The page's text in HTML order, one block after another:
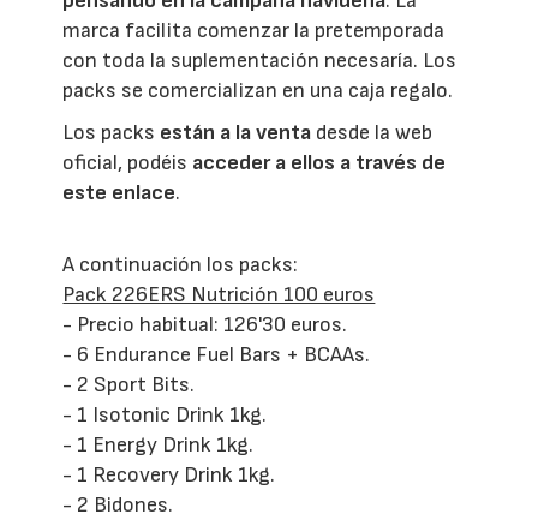
marca facilita comenzar la pretemporada
con toda la suplementación necesaría. Los
packs se comercializan en una caja regalo.
Los packs están a la venta desde la web
oficial, podéis acceder a ellos a través de
este enlace.
A continuación los packs:
Pack 226ERS Nutrición 100 euros
- Precio habitual: 126'30 euros.
- 6 Endurance Fuel Bars + BCAAs.
- 2 Sport Bits.
- 1 Isotonic Drink 1kg.
- 1 Energy Drink 1kg.
- 1 Recovery Drink 1kg.
- 2 Bidones.